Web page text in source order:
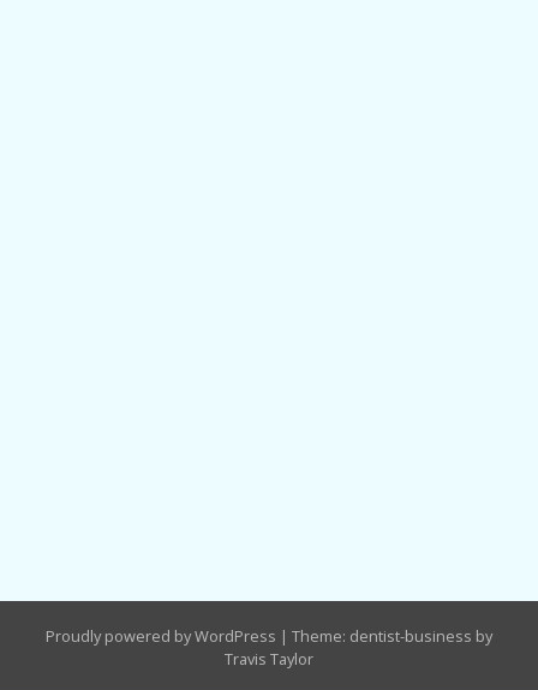
Proudly powered by WordPress | Theme: dentist-business by
Travis Taylor